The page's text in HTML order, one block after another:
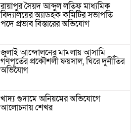
রায়াপুর সৈয়দ আব্দুল লতিফ মাধ্যমিক
বিদ্যালয়ের অ্যাডহক কমিটির সভাপতি
পদে প্রভাব বিস্তারের অভিযোগ
জুলাই আন্দোলনের মামলায় আসামি
গণপূর্তের প্রকৌশলী ফয়সাল, ঘিরে দুর্নীতির
অভিযোগ
খাদ্য গুদামে অনিয়মের অভিযোগে
আলোচনায় শেখর